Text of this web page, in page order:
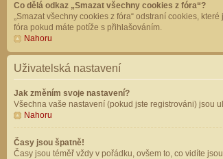
Co dělá odkaz „Smazat všechny cookies z fóra“?
„Smazat všechny cookies z fóra“ odstraní cookies,
fóra pokud máte potíže s přihlašováním.
Nahoru
Uživatelská nastavení
Jak změním svoje nastavení?
Všechna vaše nastavení (pokud jste registrováni) jsou
Nahoru
Časy jsou špatně!
Časy jsou téměř vždy v pořádku, ovšem to, co vidíte